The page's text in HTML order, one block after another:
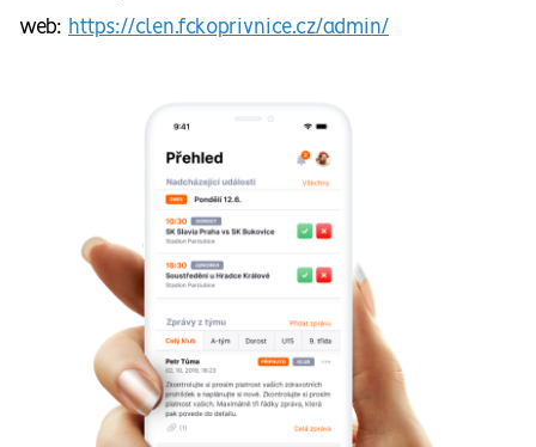
web: https://clen.fckoprivnice.cz/admin/